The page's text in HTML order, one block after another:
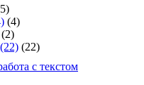
(4)
(2)
(22) (22)
с текстом